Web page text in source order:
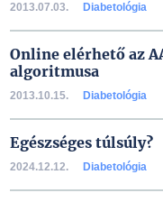
2013.07.03. Diabetológia
Online elérhető az
algoritmusa
2013.10.15. Diabetológia
Egészséges túlsúly?
2024.12.12. Diabetológia